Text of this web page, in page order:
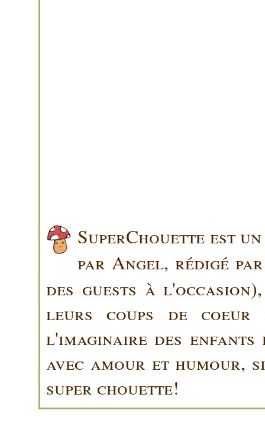
SuperChouette est
par Angel, rédigé
des guests à
leurs coups de
l'imaginaire des
avec amour et humour,
super chouette!